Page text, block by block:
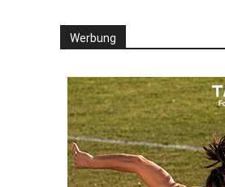
Werbung